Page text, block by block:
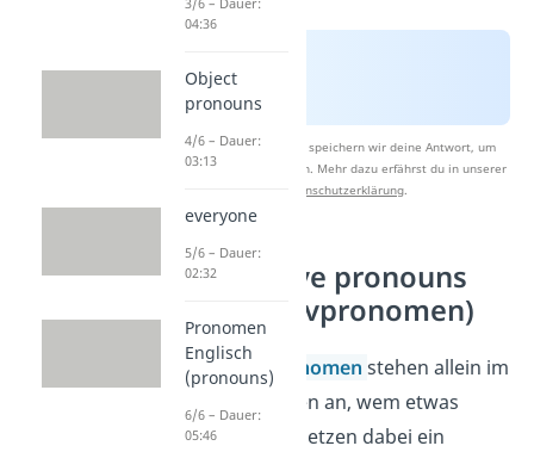
Nach Beantwortung speichern wir deine Antwort, um
Studyflix zu verbessern. Mehr dazu erfährst du in unserer
Datenschutzerklärung.
Possessive pronouns
(Possessivpronomen)
Possessivpronomen stehen allein im
Satz und zeigen an, wem etwas
gehört. Sie ersetzen dabei ein
04:36
Object
pronouns
4/6 – Dauer:
03:13
everyone
5/6 – Dauer:
02:32
Pronomen
Englisch
(pronouns)
6/6 – Dauer:
05:46